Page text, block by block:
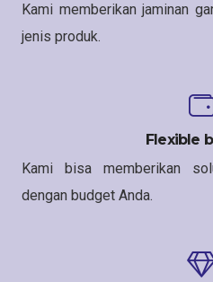
Kami memberikan jaminan
jenis produk.
Flexible
Kami bisa memberikan
dengan budget Anda.